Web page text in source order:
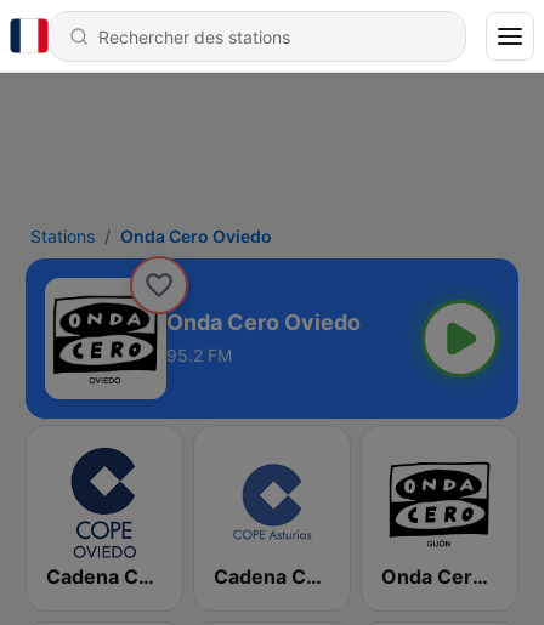
Stations Onda Cero Oviedo
Onda Cero Oviedo
95.2 FM
Cadena COPE Oviedo Cadena COPE Asturias Onda Cero Gijón